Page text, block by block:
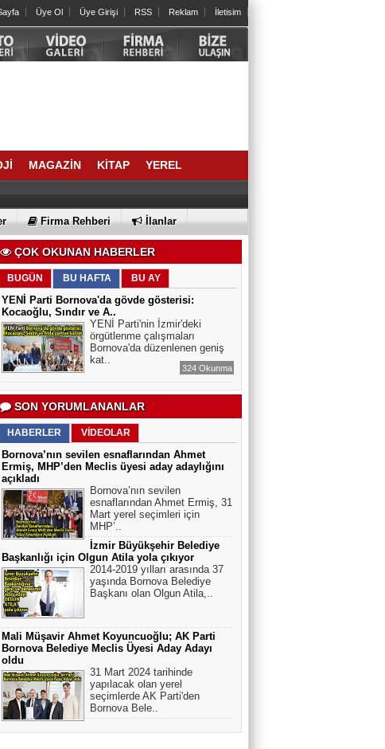
Üye Ol Üye Girişi RSS Reklam İletisim
MAGAZİN KİTAP YEREL
Firma Rehberi İlanlar
ÇOK OKUNAN HABERLER
BUGÜN BU HAFTA BU AY
YENİ Parti Bornova'da gövde gösterisi:
Kocaoğlu, Sındır ve A..
YENİ Parti'nin İzmir'deki
örgütlenme çalışmaları
Bornova'da düzenlenen geniş
kat..
324 Okunma
SON YORUMLANANLAR
HABERLER VİDEOLAR
Bornova’nın sevilen esnaflarından Ahmet
Ermiş, MHP’den Meclis üyesi aday adaylığını
açıkladı
Bornova’nın sevilen
esnaflarından Ahmet Ermiş, 31
Mart yerel seçimleri için
MHP’..
İzmir Büyükşehir Belediye
Başkanlığı için Olgun Atila yola çıkıyor
2014-2019 yılları arasında 37
yaşında Bornova Belediye
Başkanı olan Olgun Atila,..
Mali Müşavir Ahmet Koyuncuoğlu; AK Parti
Bornova Belediye Meclis Üyesi Aday Adayı
oldu
31 Mart 2024 tarihinde
yapılacak olan yerel
seçimlerde AK Parti'den
Bornova Bele..